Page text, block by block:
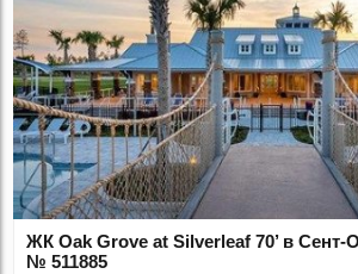
ЖК Oak Grove at Silverleaf 70’ в
№ 511885